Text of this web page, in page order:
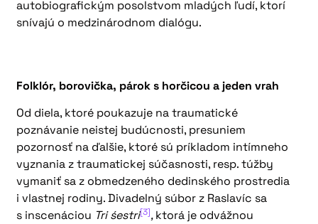
autobiografickým posolstvom mladých ľudí, ktorí
snívajú o medzinárodnom dialógu.
Folklór, borovička, párok s horčicou a jeden vrah
Od diela, ktoré poukazuje na traumatické
poznávanie neistej budúcnosti, presuniem
pozornosť na ďalšie, ktoré sú príkladom intímneho
vyznania z traumatickej súčasnosti, resp. túžby
vymaniť sa z obmedzeného dedinského prostredia
i vlastnej rodiny. Divadelný súbor z Raslavíc sa
s inscenáciou Tri śestri[3],ktorá je odvážnou